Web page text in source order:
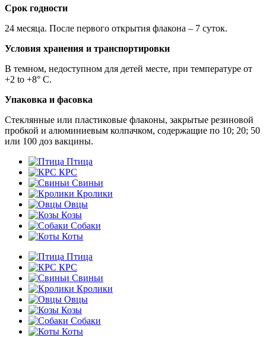
Срок годности
24 месяца. После первого открытия флакона – 7 суток.
Условия хранения и транспортировки
В темном, недоступном для детей месте, при температуре от
+2 to +8° С.
Упаковка и фасовка
Стеклянные или пластиковые флаконы, закрытые резиновой
пробкой и алюминиевым колпачком, содержащие по 10; 20; 50
или 100 доз вакцины.
Птица
КРС
Свиньи
Кролики
Овцы
Козы
Собаки
Коты
Птица
КРС
Свиньи
Кролики
Овцы
Козы
Собаки
Коты